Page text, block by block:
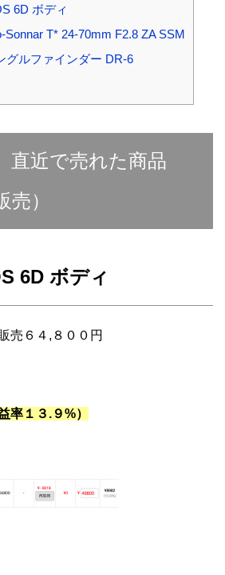
6D ボディ
T* 24-70mm F2.8 ZA SSM
ルファインダー DR-6
近で売れた商品
売）
6D ボディ
売６４,８００円
率１３.９%）